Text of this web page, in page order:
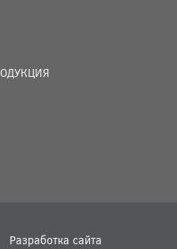
Разработка сайта